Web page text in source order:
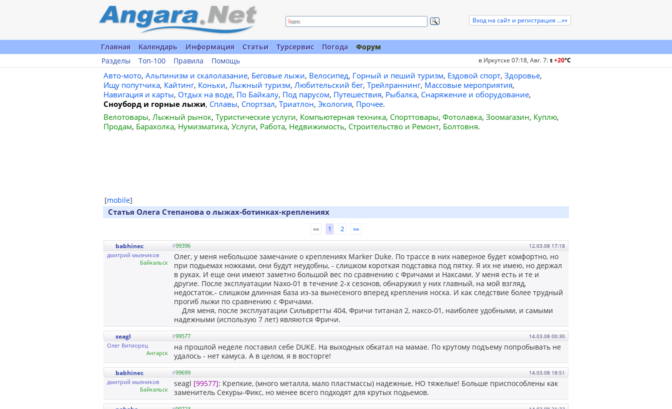
Вход на сайт и регистрация ...»»
Главная Календарь Информация Статьи Турсервис Погода
Форум
Разделы
Топ-100 Правила Помощь в Иркутске 07:18, Авг. 7: t+20°C
Авто-мото, Альпинизм и скалолазание, Беговые лыжи, Велосипед, Горный и пеший туризм, Ездовой спорт, Здоровье,
Ищу попутчика, Кайтинг, Коньки, Лыжный туризм, Любительский бег, Трейлраннинг, Массовые мероприятия,
Навигация и карты, Отдых на воде, По Байкалу, Под парусом, Путешествия, Рыбалка, Снаряжение и оборудование,
Сноуборд и горные лыжи, Сплавы, Спортзал, Триатлон, Экология, Прочее.
Велотовары, Лыжный рынок, Туристические услуги, Компьютерная техника, Спорттовары, Фотолавка, Зоомагазин, Куплю,
Продам, Барахолка, Нумизматика, Услуги, Работа, Недвижимость, Строительство и Ремонт, Болтовня.
[mobile]
Статья Олега Степанова о лыжах-ботинках-креплениях
«« 1 2 »»
12.03.08 17:18
babhinec #99396
дмитрий мызников
Байкальск
Олег, у меня небольшое замечание о креплениях Marker Duke. По трассе в них наверное будет комфортно, но
при подьемах ножками, они будут неудобны, - слишком короткая подставка под пятку. Я их не имею, но держал
в руках. И еще они имеют заметно большой вес по сравнению с Фричами и Наксами. У меня есть и те и
другие. После эксплуатации Naxo-01 в течение 2-х сезонов, обнаружил у них главный, на мой взгляд,
недостаток.- слишком длинная база из-за вынесеного вперед крепления носка. И как следствие более трудный
прогиб лыжи по сравнению с Фричами.
Для меня, после эксплуатации Сильвретты 404, Фричи титанал 2, наксо-01, наиболее удобными, и самыми
надежными (использую 7 лет) являются Фричи.
14.03.08 00:30
seagl #99577
Олег Витиорец
Ангарск
на прошлой неделе поставил себе DUKE. На выходных обкатал на мамае. По крутому подъему попробывать не
удалось - нет камуса. А в целом, я в восторге!
14.03.08 18:51
babhinec #99699
дмитрий мызников
Байкальск
seagl [99577]: Крепкие, (много металла, мало пластмассы) надежные, НО тяжелые! Больше приспособлены как
заменитель Секуры-Фикс, но менее всего подходят для крутых подьемов.